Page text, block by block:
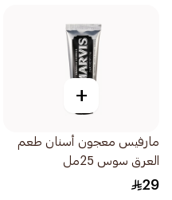
+
مارفيس معجون أسنان طعم
العرق سوس 25مل
29